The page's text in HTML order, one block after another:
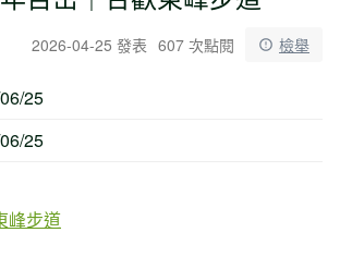
2026-04-25 發表 607 次點閱 檢舉
25
25
峰步道